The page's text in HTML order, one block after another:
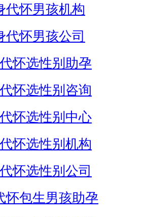
代怀男孩机构
代怀男孩公司
怀选性别助孕
怀选性别咨询
怀选性别中心
怀选性别机构
怀选性别公司
怀包生男孩助孕